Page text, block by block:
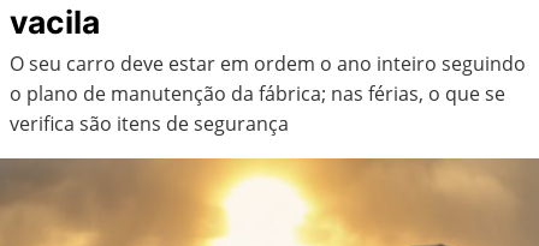
vacila
O seu carro deve estar em ordem o ano inteiro seguindo
o plano de manutenção da fábrica; nas férias, o que se
verifica são itens de segurança